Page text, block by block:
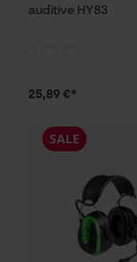
auditive HY83
25,89 €*
SALE